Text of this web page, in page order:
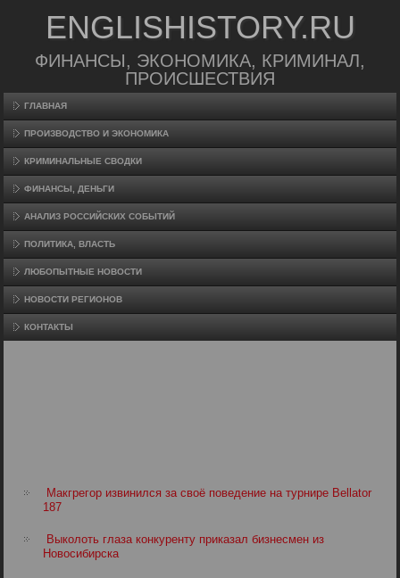
ENGLISHISTORY.RU
ФИНАНСЫ, ЭКОНОМИКА, КРИМИНАЛ,
ПРОИСШЕСТВИЯ
ГЛАВНАЯ
ПРОИЗВΟДСТВО И ЭКОНОМИКА
КРИМИНАЛЬНЫЕ СВОДКИ
ФИНАНСЫ, ДЕНЬГИ
АНАЛИЗ РОССИЙСКИХ СОБЫТИЙ
ПОЛИТИКА, ВЛАСТЬ
ЛЮБОПЫТНЫЕ НОВОСТИ
НОВОСТИ РЕГИОНОВ
КОНТАКТЫ
Макгрегор извинился за своё поведение на турнире Bellator
187
Выколоть глаза конкуренту приказал бизнесмен из
Новосибирска